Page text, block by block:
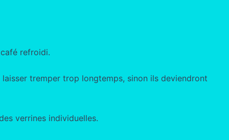
refroidi.
tremper trop longtemps, sinon ils deviendront
verrines individuelles.